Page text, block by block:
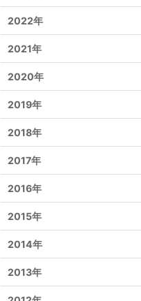
2022年
2021年
2020年
2019年
2018年
2017年
2016年
2015年
2014年
2013年